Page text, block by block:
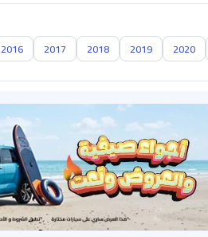
2020
2019
2018
2017
2016